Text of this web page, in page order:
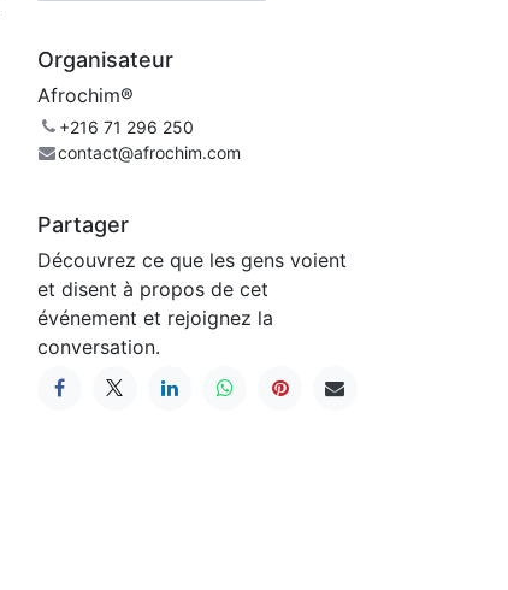
Organisateur
Afrochim®
+216 71 296 250
contact@afrochim.com
Partager
Découvrez ce que les gens voient
et disent à propos de cet
événement et rejoignez la
conversation.